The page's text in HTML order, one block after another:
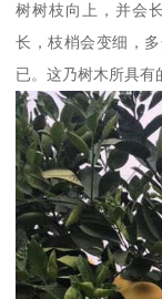
树树枝向上，并会
长，枝梢会变细，
已。这乃树木所具有